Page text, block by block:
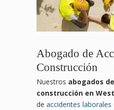
Abogado de
Construcción
Nuestros abogados
construcción en
de accidentes laborales